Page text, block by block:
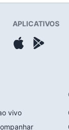
APLICATIVOS
vivo